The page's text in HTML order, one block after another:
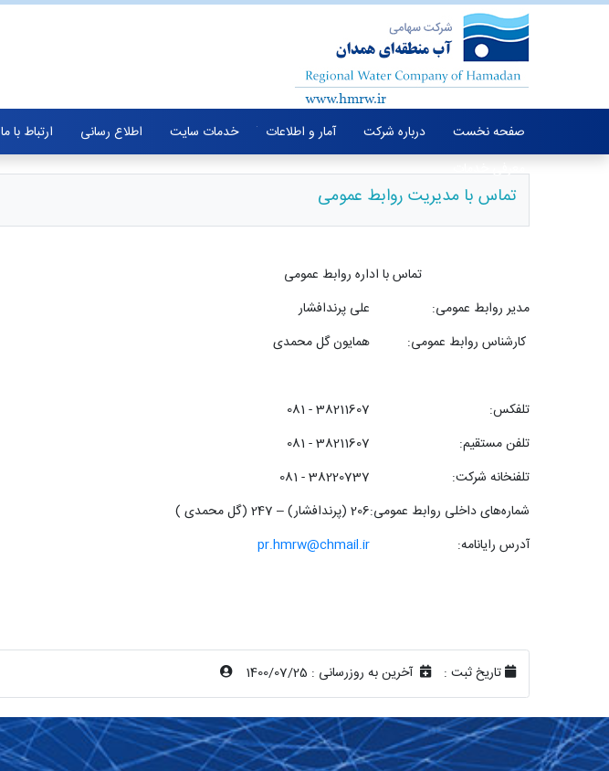
صفحه نخست درباره شرکت آمار و اطلاعات خدمات سایت اطلاع رسانی ارتباط با ما
معرفی خدمات
تماس با مدیریت روابط عمومی
تماس با اداره روابط عمومی
مدیر روابط عمومی:
کارشناس روابط عمومی:
علی پرندافشار
همایون گل محمدی
تلفکس:
تلفن مستقیم:
38211607 - 081
38211607 - 081
تلفنخانه شرکت:
38220737 - 081
شماره‌های داخلی روابط عمومی:206 (پرندافشار) – 247 (گل محمدی )
آدرس رایانامه:
pr.hmrw@chmail.ir
تاریخ ثبت : آخرین به روزرسانی : 1400/07/25